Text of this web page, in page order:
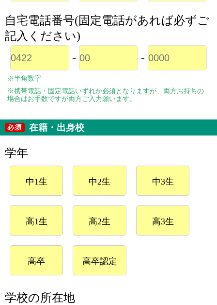
自宅電話番号(固定電話があれば必ずご
記入ください)
-
-
※半角数字
※携帯電話・固定電話いずれか必須となりますが、両方お持ちの
場合はお手数ですが両方ご入力願います。
在籍・出身校
学年
中1生 中2生 中3生
高1生 高2生 高3生
高卒 高卒認定
学校の所在地